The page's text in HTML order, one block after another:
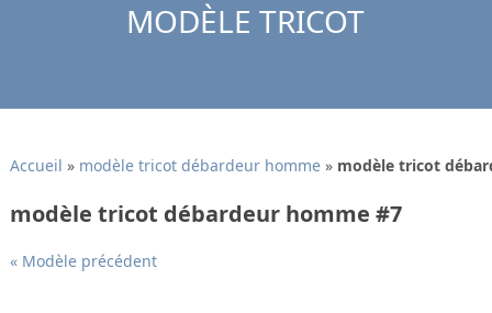
MODÈLE TRICOT
Accueil » modèle tricot débardeur homme» modèle tricot
modèle tricot débardeur homme #7
« Modèle précédent